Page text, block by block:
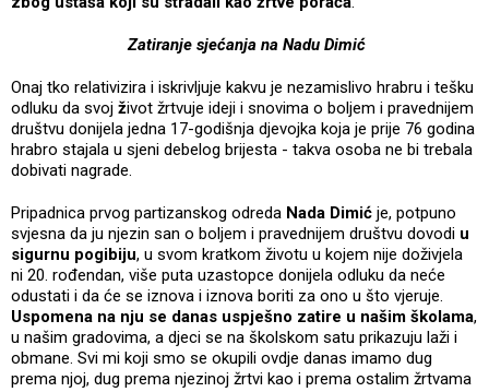
Zatiranje sjećanja na Nadu Dimić
Onaj tko relativizira i iskrivljuje kakvu je nezamislivo hrabru i tešku
odluku da svoj život žrtvuje ideji i snovima o boljem i pravednijem
društvu donijela jedna 17-godišnja djevojka koja je prije 76 godina
hrabro stajala u sjeni debelog brijesta - takva osoba ne bi trebala
dobivati nagrade.
Pripadnica prvog partizanskog odreda Nada Dimić je, potpuno
svjesna da ju njezin san o boljem i pravednijem društvu dovodi u
sigurnu pogibiju, u svom kratkom životu u kojem nije doživjela
ni 20. rođendan, više puta uzastopce donijela odluku da neće
odustati i da će se iznova i iznova boriti za ono u što vjeruje.
Uspomena na nju se danas uspješno zatire u našim školama,
u našim gradovima, a djeci se na školskom satu prikazuju laži i
obmane. Svi mi koji smo se okupili ovdje danas imamo dug
prema njoj, dug prema njezinoj žrtvi kao i prema ostalim žrtvama